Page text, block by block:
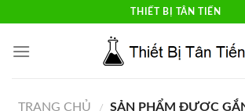
content
THIẾT BỊ TÂN TIẾN
TRANG CHỦ / SẢN PHẨM ĐƯỢC